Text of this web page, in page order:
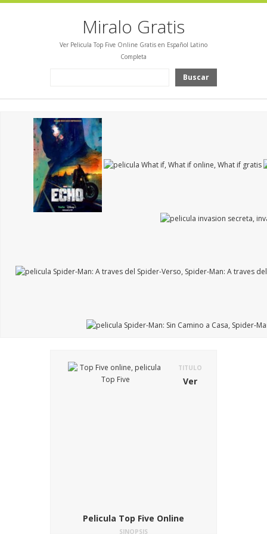
Miralo Gratis
Ver Pelicula Top Five Online Gratis en Español Latino
Completa
Buscar
TITULO
Ver
Pelicula Top Five Online
SINOPSIS